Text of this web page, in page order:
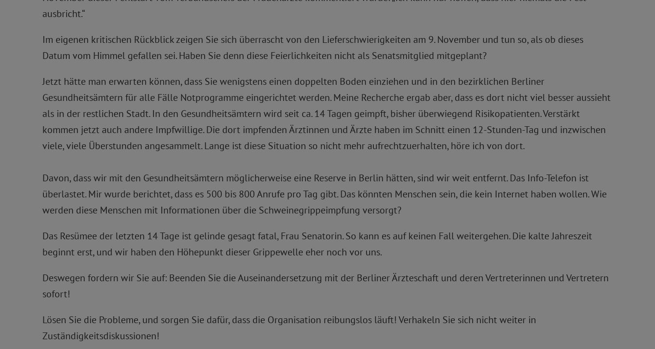
ausbricht.“
Im eigenen kritischen Rückblick zeigen Sie sich überrascht von den Lieferschwierigkeiten am 9. November und tun so, als ob dieses
Datum vom Himmel gefallen sei. Haben Sie denn diese Feierlichkeiten nicht als Senatsmitglied mitgeplant?
Jetzt hätte man erwarten können, dass Sie wenigstens einen doppelten Boden einziehen und in den bezirklichen Berliner
Gesundheitsämtern für alle Fälle Notprogramme eingerichtet werden. Meine Recherche ergab aber, dass es dort nicht viel besser aussieht
als in der restlichen Stadt. In den Gesundheitsämtern wird seit ca. 14 Tagen geimpft, bisher überwiegend Risikopatienten. Verstärkt
kommen jetzt auch andere Impfwillige. Die dort impfenden Ärztinnen und Ärzte haben im Schnitt einen 12-Stunden-Tag und inzwischen
viele, viele Überstunden angesammelt. Lange ist diese Situation so nicht mehr aufrechtzuerhalten, höre ich von dort.
Davon, dass wir mit den Gesundheitsämtern möglicherweise eine Reserve in Berlin hätten, sind wir weit entfernt. Das Info-Telefon ist
überlastet. Mir wurde berichtet, dass es 500 bis 800 Anrufe pro Tag gibt. Das könnten Menschen sein, die kein Internet haben wollen. Wie
werden diese Menschen mit Informationen über die Schweinegrippeimpfung versorgt?
Das Resümee der letzten 14 Tage ist gelinde gesagt fatal, Frau Senatorin. So kann es auf keinen Fall weitergehen. Die kalte Jahreszeit
beginnt erst, und wir haben den Höhepunkt dieser Grippewelle eher noch vor uns.
Deswegen fordern wir Sie auf: Beenden Sie die Auseinandersetzung mit der Berliner Ärzteschaft und deren Vertreterinnen und Vertretern
sofort!
Lösen Sie die Probleme, und sorgen Sie dafür, dass die Organisation reibungslos läuft! Verhakeln Sie sich nicht weiter in
Zuständigkeitsdiskussionen!